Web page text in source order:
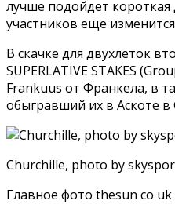
лучше подойдет короткая
участников еще
В скачке для двухлеток
SUPERLATIVE STAKES
Frankuus от Франкела, в
обыгравший их в Аскоте в
Churchille, photo by
Главное фото thesun co uk